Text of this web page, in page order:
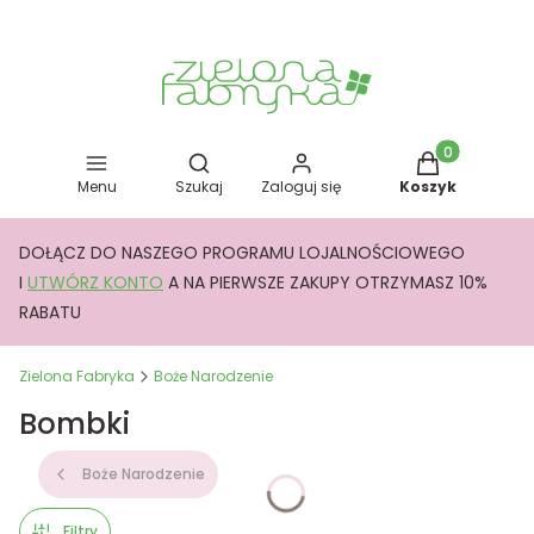
Menu
Otwórz wyszukiwarkę
Szukaj Zaloguj się
Produkty w
Koszyk
DOŁĄCZ DO NASZEGO PROGRAMU LOJALNOŚCIOWEGO
I UTWÓRZ KONTO A NA PIERWSZE ZAKUPY OTRZYMASZ 10%
RABATU
Zielona Fabryka Boże Narodzenie
Bombki
Boże Narodzenie